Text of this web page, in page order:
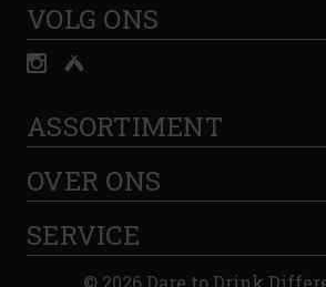
VOLG ONS
ASSORTIMENT
OVER ONS
SERVICE
© 2026 Dare to Drink